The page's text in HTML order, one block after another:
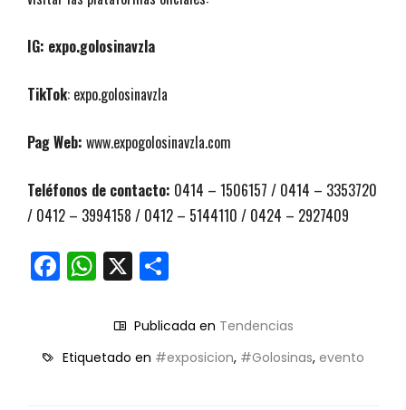
IG: expo.golosinavzla
TikTok: expo.golosinavzla
Pag Web: www.expogolosinavzla.com
Teléfonos de contacto: 0414 – 1506157 / 0414 – 3353720
/ 0412 – 3994158 / 0412 – 5144110 / 0424 – 2927409
Facebook
WhatsApp
X
Publicada en Tendencias
Etiquetado en #exposicion, #Golosinas, evento